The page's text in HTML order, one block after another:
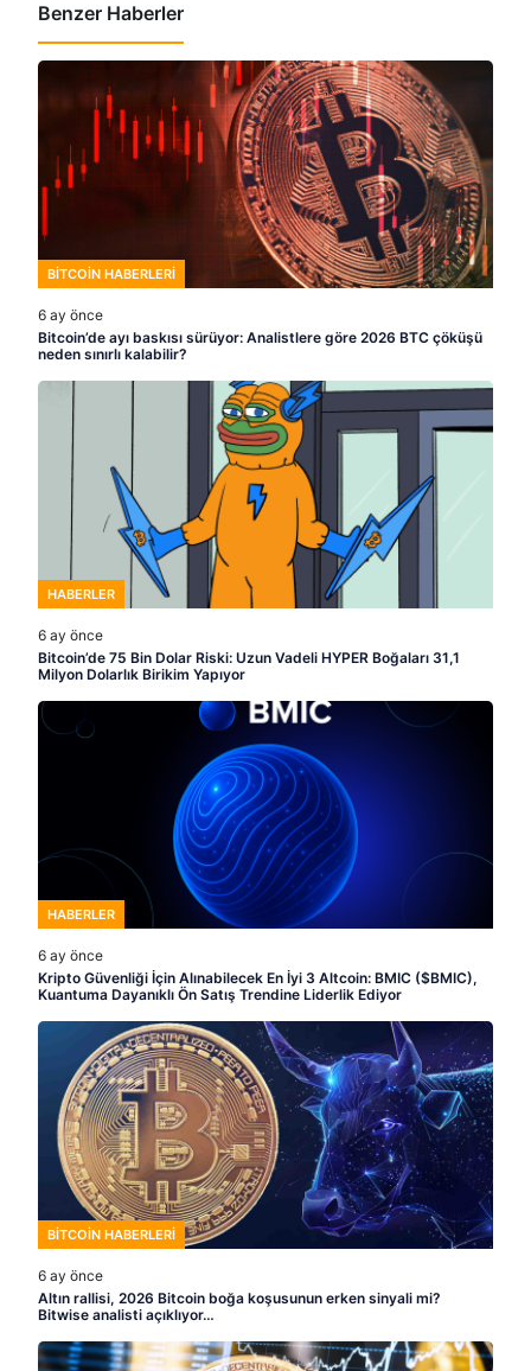
Benzer Haberler
BITCOIN HABERLERI
6 ay önce
Bitcoin’de ayı baskısı sürüyor: Analistlere göre 2026 BTC çöküşü
neden sınırlı kalabilir?
HABERLER
6 ay önce
Bitcoin’de 75 Bin Dolar Riski: Uzun Vadeli HYPER Boğaları 31,1
Milyon Dolarlık Birikim Yapıyor
HABERLER
6 ay önce
Kripto Güvenliği İçin Alınabilecek En İyi 3 Altcoin: BMIC ($BMIC),
Kuantuma Dayanıklı Ön Satış Trendine Liderlik Ediyor
BITCOIN HABERLERI
6 ay önce
Altın rallisi, 2026 Bitcoin boğa koşusunun erken sinyali mi?
Bitwise analisti açıklıyor…